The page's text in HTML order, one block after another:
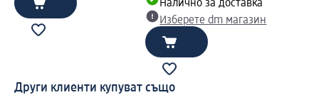
Налично за доставка
Изберете dm магазин
Други клиенти купуват също